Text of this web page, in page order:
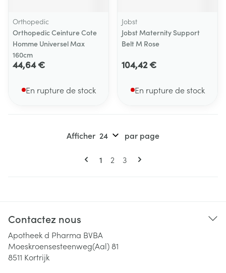
Orthopedic
Orthopedic Ceinture Cote
Homme Universel Max
160cm
44,64 €
En rupture de stock
Jobst
Jobst Maternity Support
Belt M Rose
104,42 €
En rupture de stock
Pages
Vous lisez actuellement la page
1 Page
2 Page
3
Afficher par page
Contactez nous
Apotheek d Pharma BVBA
Moeskroensesteenweg(Aal) 81
8511 Kortrijk